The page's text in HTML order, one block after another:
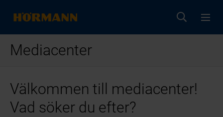
Mediacenter
Välkommen till mediacenter!
Vad söker du efter?